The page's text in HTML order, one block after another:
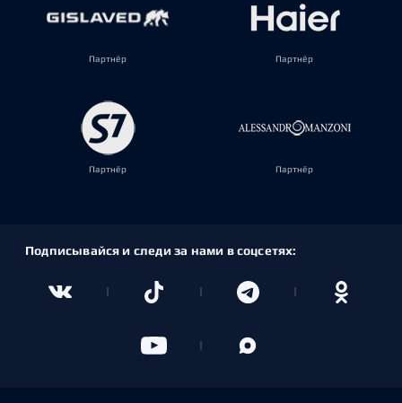
Партнёр Партнёр
Партнёр Партнёр
Подписывайся и следи за нами в соцсетях: